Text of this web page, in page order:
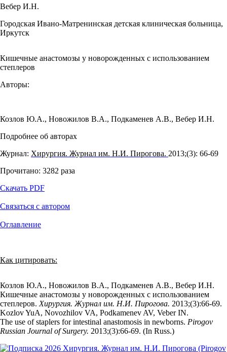
Вебер И.Н.
Городская Ивано-Матренинская детская клиническая больница,
Иркутск
Кишечные анастомозы у новорожденных с использованием
степлеров
Авторы:
Козлов Ю.А., Новожилов В.А., Подкаменев А.В., Вебер И.Н.
Подробнее об авторах
Журнал: Хирургия. Журнал им. Н.И. Пирогова. 2013;(3): 66‑69
Прочитано: 3282 раза
Скачать PDF
Связаться с автором
Оглавление
Как цитировать:
Козлов Ю.А., Новожилов В.А., Подкаменев А.В., Вебер И.Н.
Кишечные анастомозы у новорожденных с использованием
степлеров. Хирургия. Журнал им. Н.И. Пирогова. 2013;(3):66‑69.
Kozlov YuA, Novozhilov VA, Podkamenev AV, Veber IN.
The use of staplers for intestinal anastomosis in newborns. Pirogov
Russian Journal of Surgery. 2013;(3):66‑69. (In Russ.)